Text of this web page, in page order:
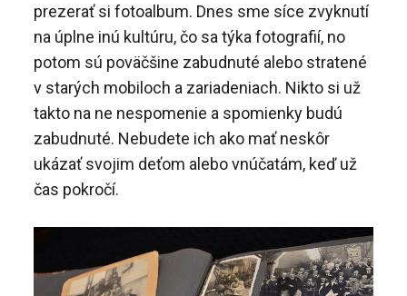
prezerať si fotoalbum. Dnes sme síce zvyknutí
na úplne inú kultúru, čo sa týka fotografií, no
potom sú poväčšine zabudnuté alebo stratené
v starých mobiloch a zariadeniach. Nikto si už
takto na ne nespomenie a spomienky budú
zabudnuté. Nebudete ich ako mať neskôr
ukázať svojim deťom alebo vnúčatám, keď už
čas pokročí.